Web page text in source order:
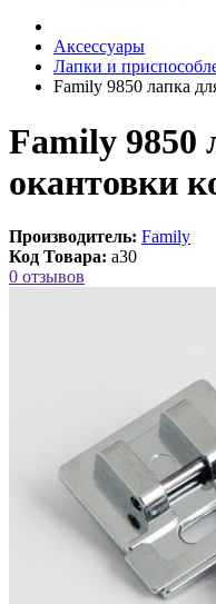
Аксессуары
Лапки и
Family 9850 лапка
Family 9850
окантовки
Производитель: Family
Код Товара: a30
0 отзывов